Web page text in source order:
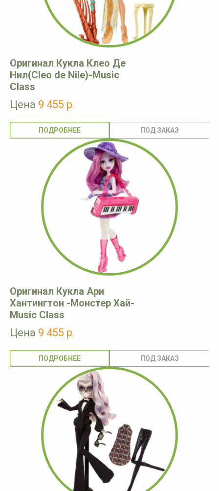
Оригинал Кукла Клео Де
Нил(Cleo de Nile)-Music
Class
Цена 9 455 р.
ПОДРОБНЕЕ
Оригинал Кукла Ари
Хантингтон -Монстер Хай-
Music Class
Цена 9 455 р.
ПОДРОБНЕЕ